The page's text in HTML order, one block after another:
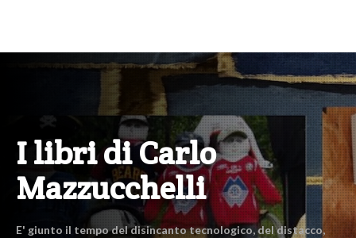
I libri di Carlo
Mazzucchelli
E' giunto il tempo del disincanto tecnologico, del distacco,